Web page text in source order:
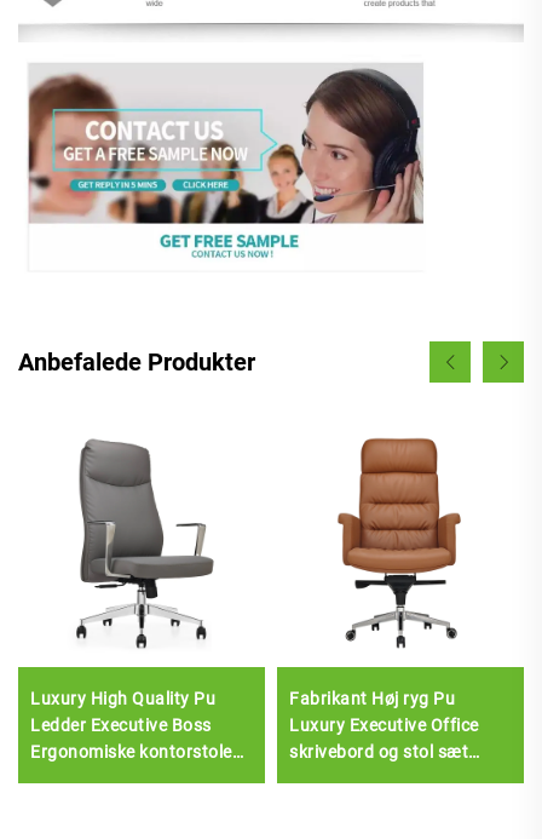
Anbefalede Produkter
Luxury High Quality Pu
Ledder Executive Boss
Ergonomiske kontorstole
Komfortable stole
Fabrikant Høj ryg Pu
Luxury Executive Office
skrivebord og stol sæt
Boss Træ læder dreje